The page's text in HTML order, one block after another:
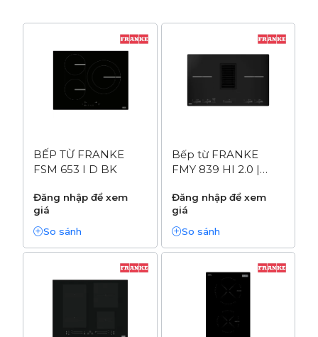
BẾP TỪ FRANKE
FSM 653 I D BK
Đăng nhập để xem
giá
So sánh
Bếp từ FRANKE
FMY 839 HI 2.0 |
bàn | (340.0597.249)
Đăng nhập để xem
giá
So sánh